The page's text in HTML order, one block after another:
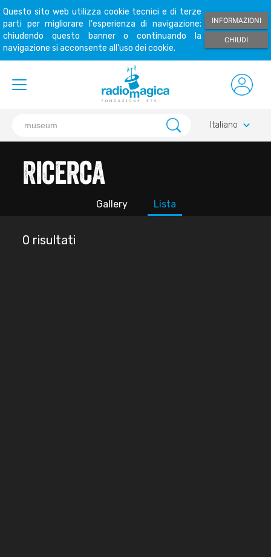
Questo sito web utilizza cookie tecnici e di terze
parti per migliorare l'esperienza di navigazione;
chiudendo questo banner o continuando la
navigazione si acconsente all'uso dei cookie.
INFORMAZIONI
CHIUDI
Italiano keyboard_arrow_down
Ricerca
Gallery Lista
0 risultati